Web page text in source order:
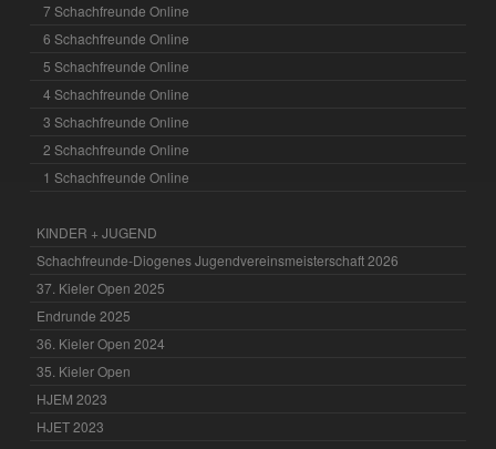
7 Schachfreunde Online
6 Schachfreunde Online
5 Schachfreunde Online
4 Schachfreunde Online
3 Schachfreunde Online
2 Schachfreunde Online
1 Schachfreunde Online
KINDER + JUGEND
Schachfreunde-Diogenes Jugendvereinsmeisterschaft 2026
37. Kieler Open 2025
Endrunde 2025
36. Kieler Open 2024
35. Kieler Open
HJEM 2023
HJET 2023